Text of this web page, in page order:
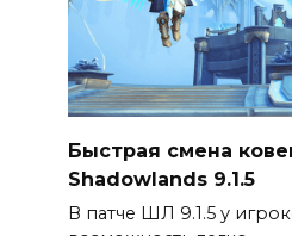
Быстрая смена
Shadowlands 9.1.5
В патче ШЛ 9.1.5 у